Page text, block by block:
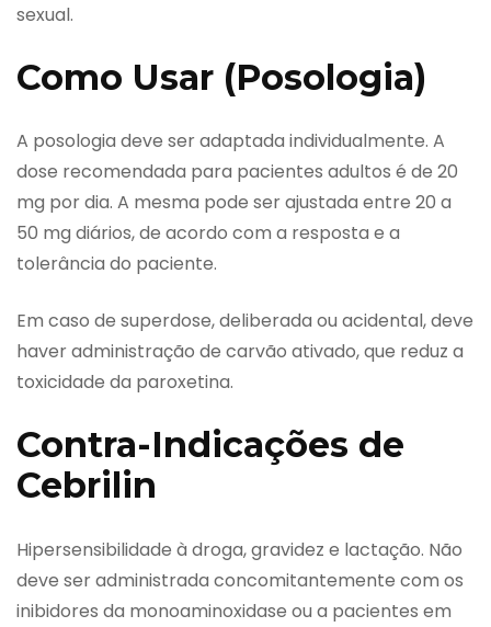
sexual.
Como Usar (Posologia)
A posologia deve ser adaptada individualmente. A
dose recomendada para pacientes adultos é de 20
mg por dia. A mesma pode ser ajustada entre 20 a
50 mg diários, de acordo com a resposta e a
tolerância do paciente.
Em caso de superdose, deliberada ou acidental, deve
haver administração de carvão ativado, que reduz a
toxicidade da paroxetina.
Contra-Indicações de
Cebrilin
Hipersensibilidade à droga, gravidez e lactação. Não
deve ser administrada concomitantemente com os
inibidores da monoaminoxidase ou a pacientes em